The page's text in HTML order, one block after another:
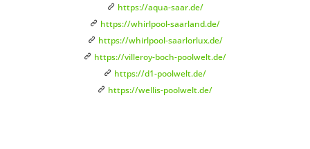
https://aqua-saar.de/
https://whirlpool-saarland.de/
https://whirlpool-saarlorlux.de/
https://villeroy-boch-poolwelt.de/
https://d1-poolwelt.de/
https://wellis-poolwelt.de/